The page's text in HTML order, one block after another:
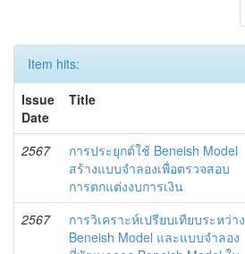
Item hits:
Issue
Date
Title
2567
การประยุกต์ใช้ Beneish Model
สร้างแบบจำลองเพื่อตรวจสอบ
การตกแต่งงบการเงิน
2567
การวิเคราะห์เปรียบเทียบระหว่าง
Beneish Model และแบบจำลอง